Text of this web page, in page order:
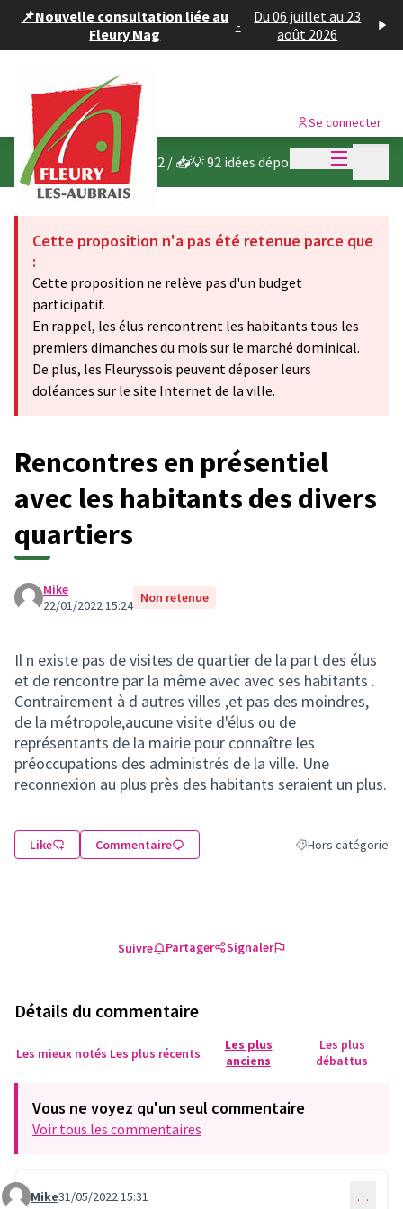
📌Nouvelle consultation liée au
Fleury Mag
-
Du 06 juillet au 23
août 2026
Menu
Se connecter
Budget participatif 2022 / 📥💡 92 idées déposées
Cette proposition n'a pas été retenue parce que
:
Cette proposition ne relève pas d'un budget
participatif.
En rappel, les élus rencontrent les habitants tous les
premiers dimanches du mois sur le marché dominical.
De plus, les Fleuryssois peuvent déposer leurs
doléances sur le site Internet de la ville.
Rencontres en présentiel
avec les habitants des divers
quartiers
Mike
22/01/2022 15:24 Non retenue
Il n existe pas de visites de quartier de la part des élus
et de rencontre par la même avec avec ses habitants .
Contrairement à d autres villes ,et pas des moindres,
de la métropole,aucune visite d'élus ou de
représentants de la mairie pour connaître les
préoccupations des administrés de la ville. Une
reconnexion au plus près des habitants seraient un plus.
Like Commentaire Filtrer les résultats
Hors catégorie
Suivre Partager Signaler
Détails du commentaire
Les mieux notés Les plus récents
Les plus
anciens
Les plus
débattus
Vous ne voyez qu'un seul commentaire
Voir tous les commentaires
Commentaire 639
Mike31/05/2022 15:31 …
Panneau de gestion des cookies